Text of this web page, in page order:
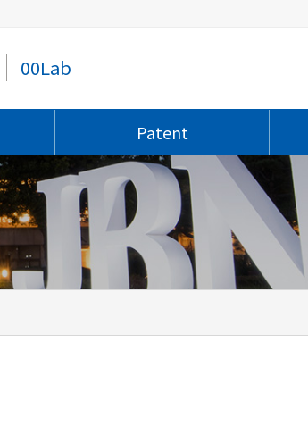
00Lab
Patent